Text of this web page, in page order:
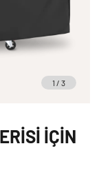
1 / 3
İÇIN